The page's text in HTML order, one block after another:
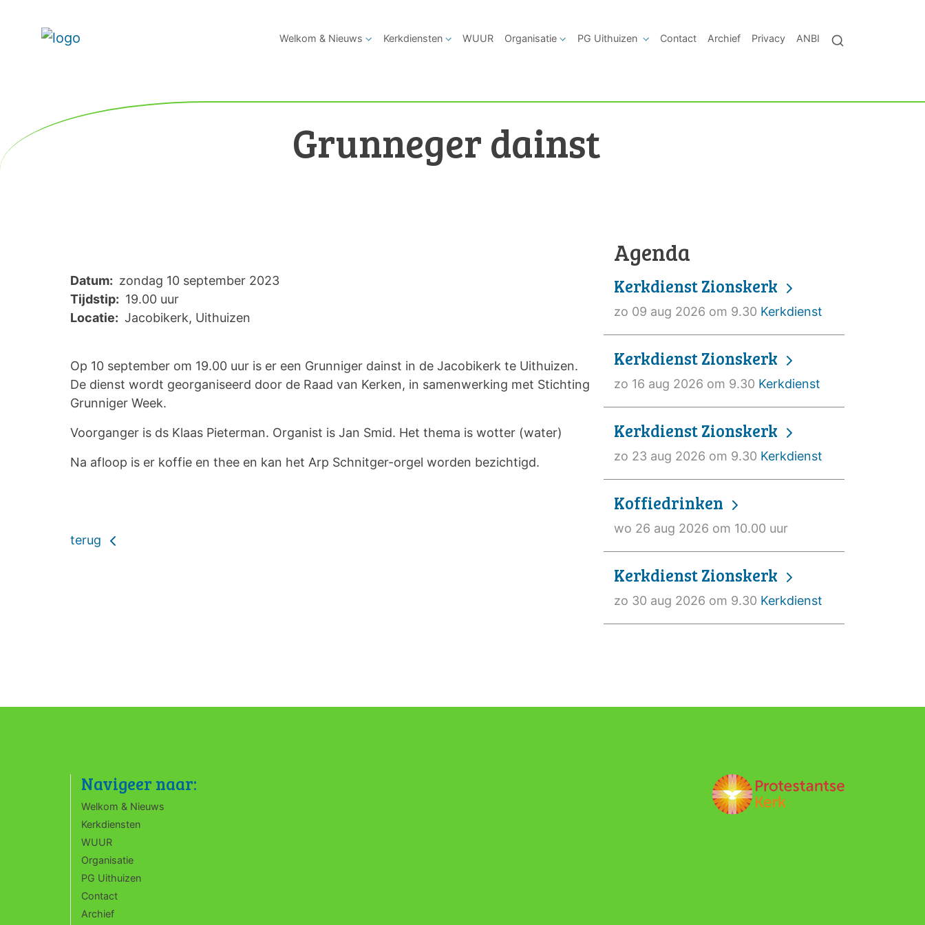
Welkom & Nieuws Kerkdiensten WUUR Organisatie PG Uithuizen Contact Archief Privacy ANBI
Grunneger dainst
Datum: zondag 10 september 2023
Tijdstip: 19.00 uur
Locatie: Jacobikerk, Uithuizen
Op 10 september om 19.00 uur is er een Grunniger dainst in de Jacobikerk te Uithuizen.
De dienst wordt georganiseerd door de Raad van Kerken, in samenwerking met Stichting
Grunniger Week.
Voorganger is ds Klaas Pieterman. Organist is Jan Smid. Het thema is wotter (water)
Na afloop is er koffie en thee en kan het Arp Schnitger-orgel worden bezichtigd.
terug
Agenda
Kerkdienst Zionskerk
zo 09 aug 2026 om 9.30 Kerkdienst
Kerkdienst Zionskerk
zo 16 aug 2026 om 9.30 Kerkdienst
Kerkdienst Zionskerk
zo 23 aug 2026 om 9.30 Kerkdienst
Koffiedrinken
wo 26 aug 2026 om 10.00 uur
Kerkdienst Zionskerk
zo 30 aug 2026 om 9.30 Kerkdienst
Navigeer naar:
Welkom & Nieuws
Kerkdiensten
WUUR
Organisatie
PG Uithuizen
Contact
Archief